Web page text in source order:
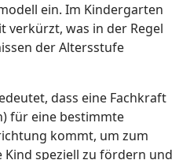
ein. Im Kindergarten
verkürzt, was in der Regel
der Altersstufe
dass eine Fachkraft
für eine bestimmte
kommt, um zum
speziell zu fördern und